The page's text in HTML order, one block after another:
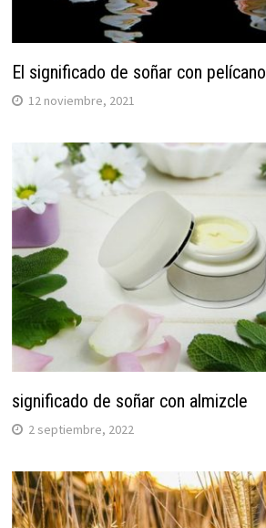
El significado de soñar con pelícano
12 noviembre, 2021
significado de soñar con almizcle
2 septiembre, 2022